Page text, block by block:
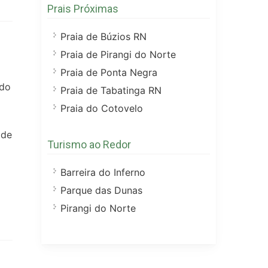
Prais Próximas
Praia de Búzios RN
Praia de Pirangi do Norte
Praia de Ponta Negra
Praia de Tabatinga RN
Praia do Cotovelo
Turismo ao Redor
Barreira do Inferno
Parque das Dunas
Pirangi do Norte